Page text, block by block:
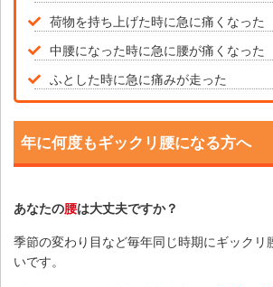
荷物を持ち上げた時に急に痛くなった
中腰になった時に急に腰が痛くなった
ふとした時に急に痛みが走った
年に何度もギックリ腰になる方へ
あなたの腰は大丈夫ですか？
季節の変わり目など毎年同じ時期にギックリ
いです。